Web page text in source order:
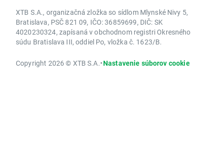
XTB S.A., organizačná zložka so sídlom Mlynské Nivy 5,
Bratislava, PSČ 821 09, IČO: 36859699, DIČ: SK
4020230324, zapísaná v obchodnom registri Okresného
súdu Bratislava III, oddiel Po, vložka č. 1623/B.
Copyright 2026 © XTB S.A.•Nastavenie súborov cookie